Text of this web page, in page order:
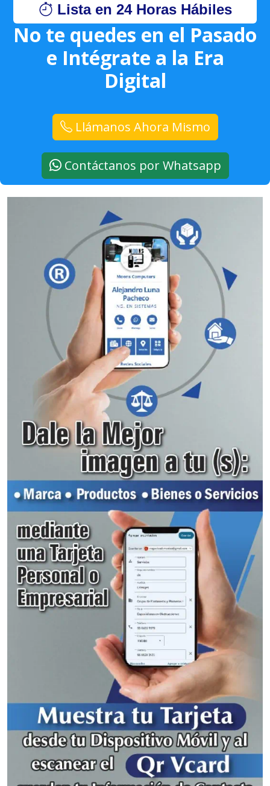
Lista en 24 Horas Hábiles
No te quedes en el Pasado
e Intégrate a la Era
Digital
Llámanos Ahora Mismo
Contáctanos por Whatsapp